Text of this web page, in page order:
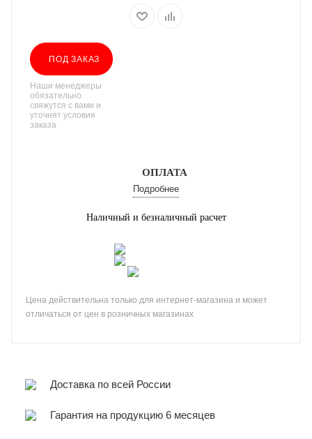
ПОД ЗАКАЗ
Наши менеджеры
обязательно
свяжутся с вами и
уточнят условия
заказа
ОПЛАТА
Подробнее
Наличный и безналичный расчет
Цена действительна только для интернет-магазина и может
отличаться от цен в розничных магазинах
Доставка по всей России
Гарантия на продукцию 6 месяцев